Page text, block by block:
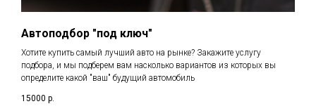
Автоподбор "под ключ"
Хотите купить самый лучший авто на рынке? Закажите услугу
подбора, и мы подберем вам насколько вариантов из которых вы
определите какой "ваш" будущий автомобиль
15000 р.